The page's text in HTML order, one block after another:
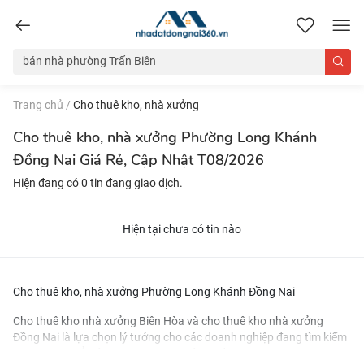
nhadatdongnai360.vn
Trang chủ / Cho thuê kho, nhà xưởng
Cho thuê kho, nhà xưởng Phường Long Khánh
Đồng Nai Giá Rẻ, Cập Nhật T08/2026
Hiện đang có 0 tin đang giao dịch.
Hiện tại chưa có tin nào
Cho thuê kho, nhà xưởng Phường Long Khánh Đồng Nai
Cho thuê kho nhà xưởng Biên Hòa và cho thuê kho nhà xưởng
Đồng Nai là lựa chọn lý tưởng cho các doanh nghiệp đang tìm kiếm